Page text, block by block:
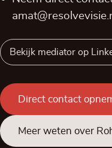
Bekijk mediator op
Direct contact
Meer weten over